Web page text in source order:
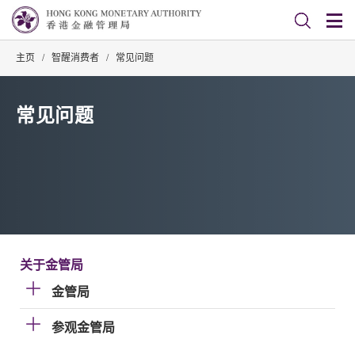
主页 / 智醒消费者 / 常见问题
常见问题
关于金管局
金管局
参观金管局